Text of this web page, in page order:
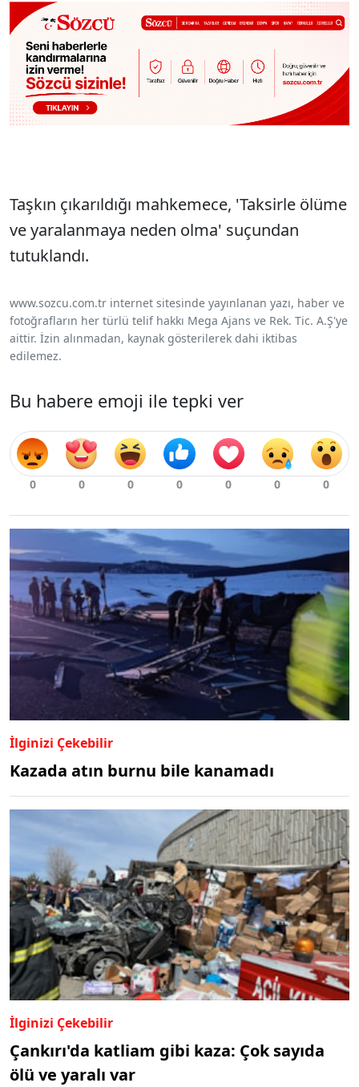
Taşkın çıkarıldığı mahkemece, 'Taksirle ölüme
ve yaralanmaya neden olma' suçundan
tutuklandı.
www.sozcu.com.tr internet sitesinde yayınlanan yazı, haber ve
fotoğrafların her türlü telif hakkı Mega Ajans ve Rek. Tic. A.Ş'ye
aittir. İzin alınmadan, kaynak gösterilerek dahi iktibas
edilemez.
Bu habere emoji ile tepki ver
İlginizi Çekebilir
Kazada atın burnu bile kanamadı
İlginizi Çekebilir
Çankırı'da katliam gibi kaza: Çok sayıda
ölü ve yaralı var